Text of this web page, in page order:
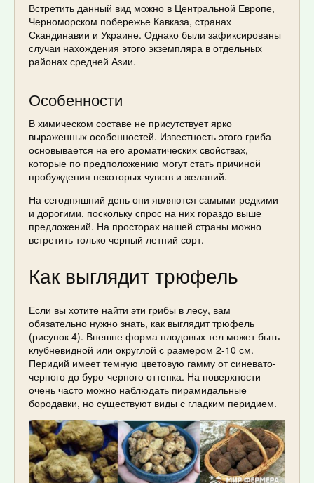
Встретить данный вид можно в Центральной Европе,
Черноморском побережье Кавказа, странах
Скандинавии и Украине. Однако были зафиксированы
случаи нахождения этого экземпляра в отдельных
районах средней Азии.
Особенности
В химическом составе не присутствует ярко
выраженных особенностей. Известность этого гриба
основывается на его ароматических свойствах,
которые по предположению могут стать причиной
пробуждения некоторых чувств и желаний.
На сегодняшний день они являются самыми редкими
и дорогими, поскольку спрос на них гораздо выше
предложений. На просторах нашей страны можно
встретить только черный летний сорт.
Как выглядит трюфель
Если вы хотите найти эти грибы в лесу, вам
обязательно нужно знать, как выглядит трюфель
(рисунок 4). Внешне форма плодовых тел может быть
клубневидной или округлой с размером 2-10 см.
Перидий имеет темную цветовую гамму от синевато-
черного до буро-черного оттенка. На поверхности
очень часто можно наблюдать пирамидальные
бородавки, но существуют виды с гладким перидием.